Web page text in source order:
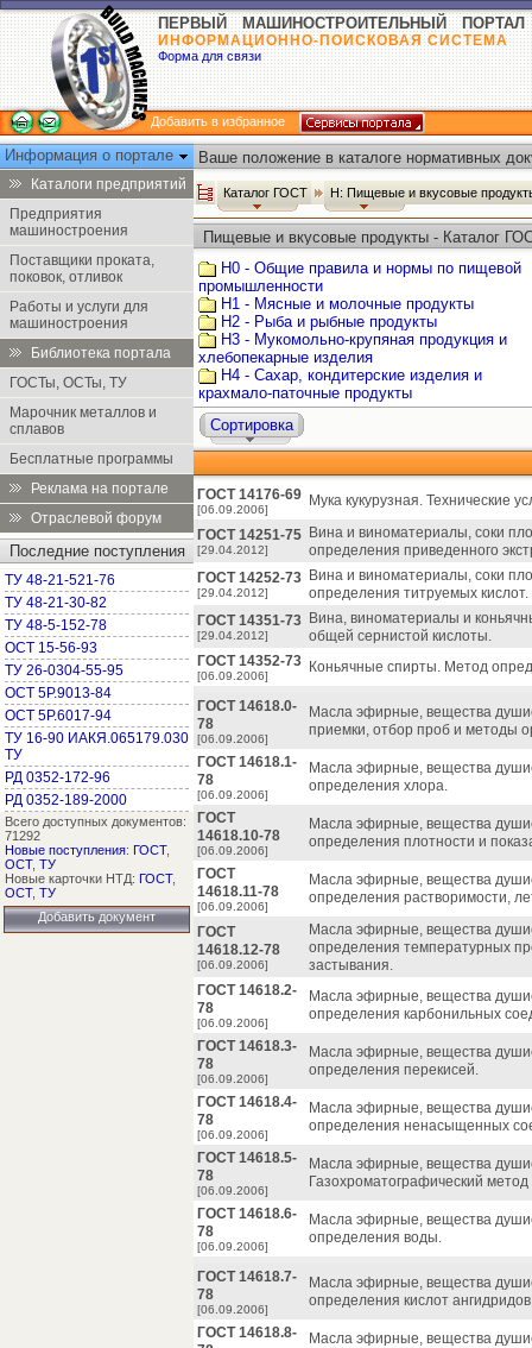
ПЕРВЫЙ МАШИНОСТРОИТЕЛЬНЫЙ ПОРТАЛ
ИНФОРМАЦИОННО-ПОИСКОВАЯ СИСТЕМА
Форма для связи
Добавить в избранное
Информация о портале
Каталоги предприятий
Предприятия
машиностроения
Поставщики проката,
поковок, отливок
Работы и услуги для
машиностроения
Библиотека портала
ГОСТы, ОСТы, ТУ
Марочник металлов и
сплавов
Бесплатные программы
Реклама на портале
Отраслевой форум
Последние поступления
ТУ 48-21-521-76
ТУ 48-21-30-82
ТУ 48-5-152-78
ОСТ 15-56-93
ТУ 26-0304-55-95
ОСТ 5Р.9013-84
ОСТ 5Р.6017-94
ТУ 16-90 ИАКЯ.065179.030
ТУ
РД 0352-172-96
РД 0352-189-2000
Всего доступных документов:
71292
Новые поступления: ГОСТ,
ОСТ, ТУ
Новые карточки НТД: ГОСТ,
ОСТ, ТУ
Добавить документ
Ваше положение в каталоге нормативных
Каталог ГОСТ Н: Пищевые и вкусовые
Пищевые и вкусовые продукты - Каталог
Н0 - Общие правила и нормы по пищевой
промышленности
Н1 - Мясные и молочные продукты
Н2 - Рыба и рыбные продукты
Н3 - Мукомольно-крупяная продукция и
хлебопекарные изделия
Н4 - Сахар, кондитерские изделия и
крахмало-паточные продукты
Сортировка
ГОСТ 14176-69
[06.09.2006]
Мука кукурузная. Технические
ГОСТ 14251-75
[29.04.2012]
Вина и виноматериалы, соки
определения приведенного
ГОСТ 14252-73
[29.04.2012]
Вина и виноматериалы, соки
определения титруемых кислот.
ГОСТ 14351-73
[29.04.2012]
Вина, виноматериалы и
общей сернистой кислоты.
ГОСТ 14352-73
[06.09.2006]
Коньячные спирты. Метод
ГОСТ 14618.0-
78
[06.09.2006]
Масла эфирные, вещества
приемки, отбор проб и методы
ГОСТ 14618.1-
78
[06.09.2006]
Масла эфирные, вещества
определения хлора.
ГОСТ
14618.10-78
[06.09.2006]
Масла эфирные, вещества
определения плотности и
ГОСТ
14618.11-78
[06.09.2006]
Масла эфирные, вещества
определения растворимости,
ГОСТ
14618.12-78
[06.09.2006]
Масла эфирные, вещества
определения температурных
застывания.
ГОСТ 14618.2-
78
[06.09.2006]
Масла эфирные, вещества
определения карбонильных
ГОСТ 14618.3-
78
[06.09.2006]
Масла эфирные, вещества
определения перекисей.
ГОСТ 14618.4-
78
[06.09.2006]
Масла эфирные, вещества
определения ненасыщенных
ГОСТ 14618.5-
78
[06.09.2006]
Масла эфирные, вещества
Газохроматографический
ГОСТ 14618.6-
78
[06.09.2006]
Масла эфирные, вещества
определения воды.
ГОСТ 14618.7-
78
[06.09.2006]
Масла эфирные, вещества
определения кислот
ГОСТ 14618.8-
Масла эфирные, вещества